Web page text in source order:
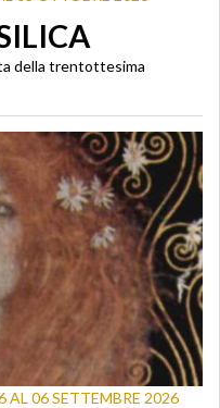
della trentottesima
06 SETTEMBRE 2026